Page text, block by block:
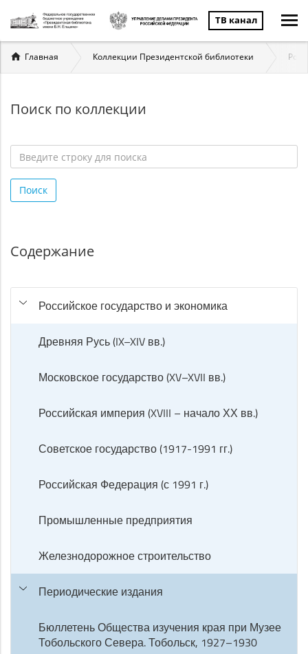
ТВ канал
Вы
здесь
Главная Коллекции Президентской библиотеки
Поиск по коллекции
строку
для
Поиск
Содержание
Российское государство и экономика
Древняя Русь (IX–XIV вв.)
Московское государство (XV–XVII вв.)
Российская империя (XVIII – начало ХХ вв.)
Советское государство (1917-1991 гг.)
Российская Федерация (с 1991 г.)
Промышленные предприятия
Железнодорожное строительство
Периодические издания
Бюллетень Общества изучения края при Музее
Тобольского Севера. Тобольск, 1927–1930